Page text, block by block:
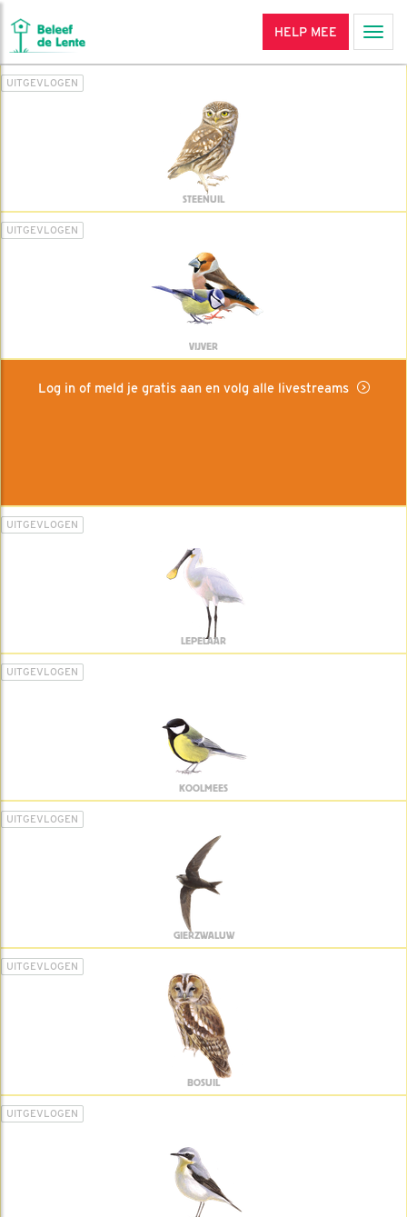
HELP MEE
UITGEVLOGEN
STEENUIL
UITGEVLOGEN
VIJVER
Log in of meld je gratis aan en volg alle livestreams
UITGEVLOGEN
LEPELAAR
UITGEVLOGEN
KOOLMEES
UITGEVLOGEN
GIERZWALUW
UITGEVLOGEN
BOSUIL
UITGEVLOGEN